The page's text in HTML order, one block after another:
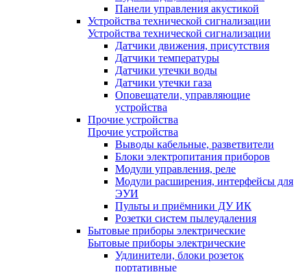
Панели управления акустикой
Устройства технической сигнализации
Устройства технической сигнализации
Датчики движения, присутствия
Датчики температуры
Датчики утечки воды
Датчики утечки газа
Оповещатели, управляющие
устройства
Прочие устройства
Прочие устройства
Выводы кабельные, разветвители
Блоки электропитания приборов
Модули управления, реле
Модули расширения, интерфейсы для
ЭУИ
Пульты и приёмники ДУ ИК
Розетки систем пылеудаления
Бытовые приборы электрические
Бытовые приборы электрические
Удлинители, блоки розеток
портативные